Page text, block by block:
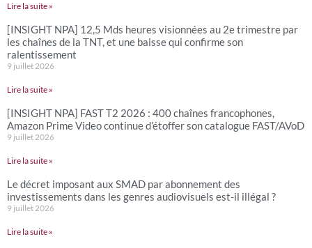
Lire la suite »
[INSIGHT NPA] 12,5 Mds heures visionnées au 2e trimestre par
les chaînes de la TNT, et une baisse qui confirme son
ralentissement
9 juillet 2026
Lire la suite »
[INSIGHT NPA] FAST T2 2026 : 400 chaînes francophones,
Amazon Prime Video continue d’étoffer son catalogue FAST/AVoD
9 juillet 2026
Lire la suite »
Le décret imposant aux SMAD par abonnement des
investissements dans les genres audiovisuels est-il illégal ?
9 juillet 2026
Lire la suite »